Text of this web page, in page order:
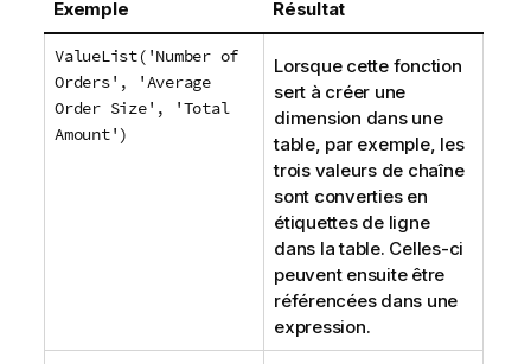
Exemple Résultat
ValueList('Number of
Orders', 'Average
Order Size', 'Total
Amount')
Lorsque cette fonction
sert à créer une
dimension dans une
table, par exemple, les
trois valeurs de chaîne
sont converties en
étiquettes de ligne
dans la table. Celles-ci
peuvent ensuite être
référencées dans une
expression.